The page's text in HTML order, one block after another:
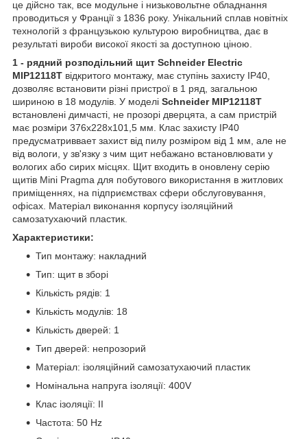
це дійсно так, все модульне і низьковольтне обладнання
проводиться у Франції з 1836 року. Унікальний сплав новітніх
технологій з французькою культурою виробництва, дає в
результаті вироби високої якості за доступною ціною.
1 - рядний розподільний щит Schneider Electric
MIP12118T відкритого монтажу, має ступінь захисту IP40,
дозволяє встановити різні пристрої в 1 ряд, загальною
шириною в 18 модулів. У моделі Schneider MIP12118T
встановлені димчасті, не прозорі дверцята, а сам пристрій
має розміри 376x228x101,5 мм. Клас захисту IP40
предусматриввает захист від пилу розміром від 1 мм, але не
від вологи, у зв'язку з чим щит небажано встановлювати у
вологих або сирих місцях. Щит входить в оновлену серію
щитів Mini Pragma для побутового використання в житлових
приміщеннях, на підприємствах сфери обслуговування,
офісах. Матеріал виконання корпусу ізоляційний
самозатухаючий пластик.
Характеристики:
Тип монтажу: накладний
Тип: щит в зборі
Кількість рядів: 1
Кількість модулів: 18
Кількість дверей: 1
Тип дверей: непрозорий
Матеріал: ізоляційний самозатухаючий пластик
Номінальна напруга ізоляції: 400V
Клас ізоляції: II
Частота: 50 Hz